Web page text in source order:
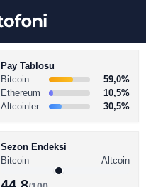
Pay Tablosu
Bitcoin
59,0%
Ethereum
10,5%
Altcoinler
30,5%
Sezon Endeksi
Bitcoin
Altcoin